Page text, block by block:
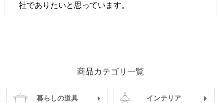
社でありたいと思っています。
商品カテゴリ一覧
暮らしの道具 インテリア